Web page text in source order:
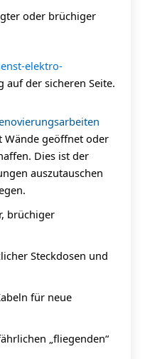
oder brüchiger
elektro-
auf der sicheren Seite.
Wände geöffnet oder
Dies ist der
auszutauschen
brüchiger
Steckdosen und
für neue
„fliegenden“